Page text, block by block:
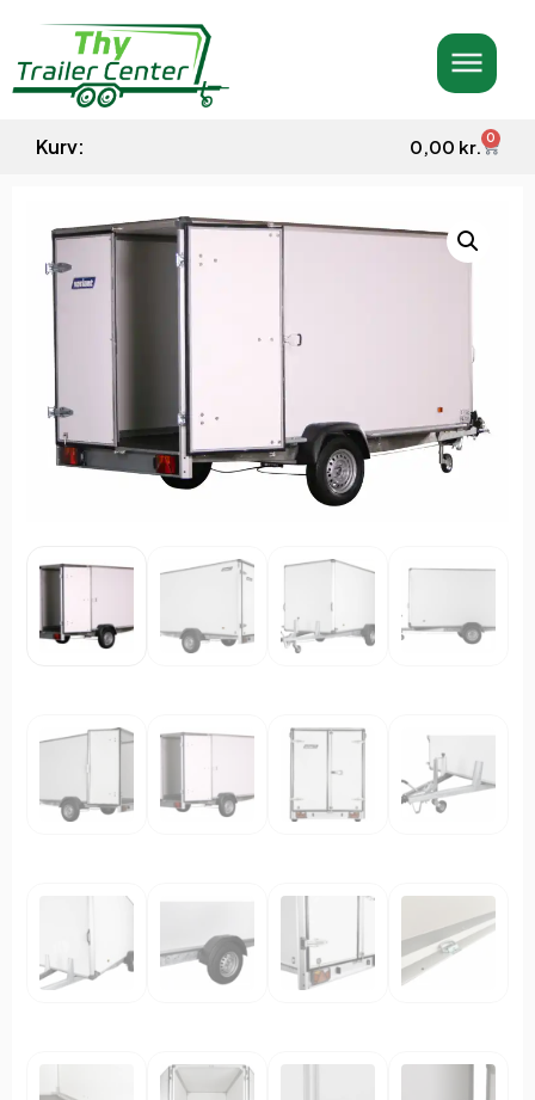
Kurv: 0,00 kr. 0